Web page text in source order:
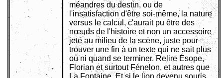
méandres du destin, ou de
l'insatisfaction d'être soi-même, la nature
versus le calcul, c'aurait pu être des
nœuds de l'histoire et non un accessoire
jeté au milieu de la scène, juste pour
trouver une fin à un texte qui ne sait plus
où ni quand se terminer. Relire Ésope,
Florian et surtout Fénelon, et autres que